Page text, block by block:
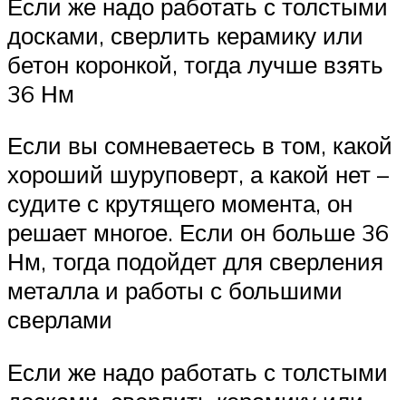
Если же надо работать с толстыми
досками, сверлить керамику или
бетон коронкой, тогда лучше взять
36 Нм
Если вы сомневаетесь в том, какой
хороший шуруповерт, а какой нет –
судите с крутящего момента, он
решает многое. Если он больше 36
Нм, тогда подойдет для сверления
металла и работы с большими
сверлами
Если же надо работать с толстыми